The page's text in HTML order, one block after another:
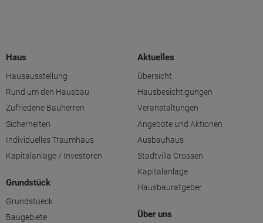
Haus
Hausausstellung
Rund um den Hausbau
Zufriedene Bauherren
Sicherheiten
Individuelles Traumhaus
Kapitalanlage / Investoren
Grundstück
Grundstueck
Baugebiete
Aktuelles
Übersicht
Hausbesichtigungen
Veranstaltungen
Angebote und Aktionen
Ausbauhaus
Stadtvilla Crossen
Kapitalanlage
Hausbauratgeber
Über uns